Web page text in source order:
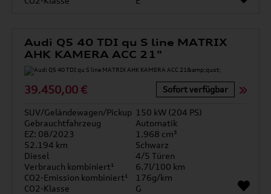
Audi Q5 40 TDI qu S line MATRIX
AHK KAMERA ACC 21"
39.450,00 € Sofort verfügbar
SUV/Geländewagen/Pickup 150 kW (204 PS)
Gebrauchtfahrzeug
Automatik
EZ: 08/2023
1.968 cm³
52.194 km
Schwarz
Diesel
4/5 Türen
Verbrauch kombiniert¹
6.7l/100 km
CO2-Emission kombiniert¹
176g/km
CO2-Klasse
G